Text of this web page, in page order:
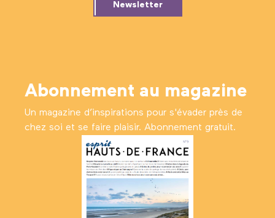
Newsletter
Abonnement au magazine
Un magazine d’inspirations pour s'évader près de
chez soi et se faire plaisir. Abonnement gratuit.